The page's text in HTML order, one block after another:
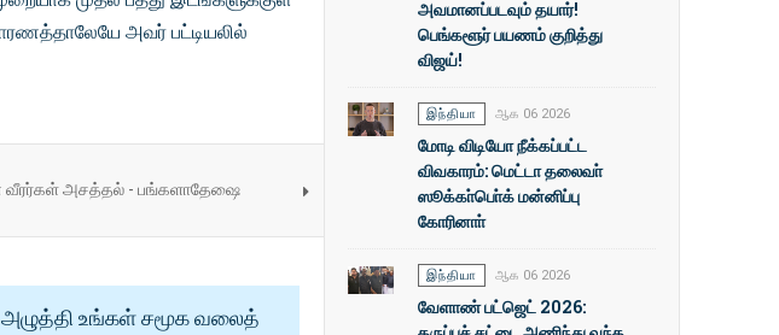
அவர் பட்டியலில்
வீரர்கள் அசத்தல் - பங்களாதேஷை
உங்கள் சமூக வலைத்
அவமானப்படவும் தயார்!
பெங்களூர் பயணம் குறித்து
விஜய்!
இந்தியா ஆக 06 2026
மோடி விடியோ நீக்கப்பட்ட
விவகாரம்: மெட்டா தலைவா்
ஸூக்கா்பொ்க் மன்னிப்பு
கோரினாா்
இந்தியா ஆக 06 2026
வேளாண் பட்ஜெட் 2026: